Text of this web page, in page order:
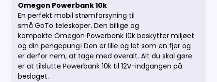
Omegon Powerbank 10k
En perfekt mobil strømforsyning til
små GoTo teleskoper.Den billige og
kompakte Omegon Powerbank 10k beskytter miljøet
og din pengepung! Den er lille og let som en fjer og
er derfor nem, at tage med overalt. Alt du skal gøre
er at tilslutte Powerbank 10k til 12V-indgangen på
beslaget.